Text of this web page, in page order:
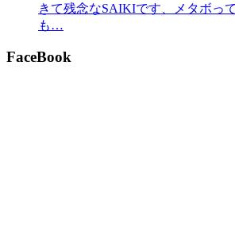
きて残念なSAIKIです、メタボっ
も…
FaceBook